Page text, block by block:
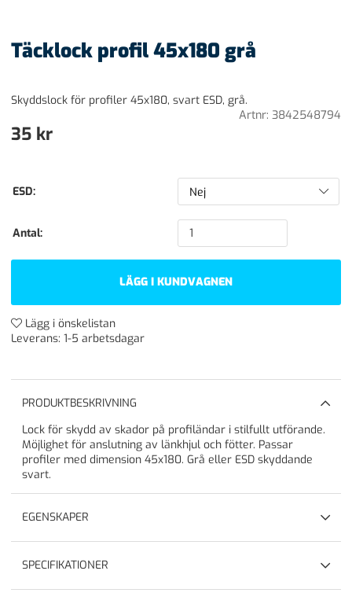
Täcklock profil 45x180 grå
Skyddslock för profiler 45x180, svart ESD, grå.
Artnr: 3842548794
35 kr
ESD:
Antal:
LÄGG I KUNDVAGNEN
Lägg i önskelistan
Leverans: 1-5 arbetsdagar
PRODUKTBESKRIVNING
Lock för skydd av skador på profiländar i stilfullt utförande.
Möjlighet för anslutning av länkhjul och fötter. Passar
profiler med dimension 45x180. Grå eller ESD skyddande
svart.
EGENSKAPER
SPECIFIKATIONER